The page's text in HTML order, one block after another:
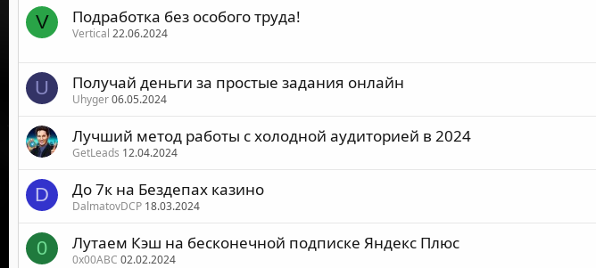
V Подработка без особого труда!
Vertical 22.06.2024
U Получай деньги за простые задания онлайн
Uhyger06.05.2024
Лучший метод работы с холодной аудиторией в 2024
GetLeads 12.04.2024
D До 7к на Бездепах казино
DalmatovDCP 18.03.2024
0 Лутаем Кэш на бесконечной подписке Яндекс Плюс
0x00ABC 02.02.2024